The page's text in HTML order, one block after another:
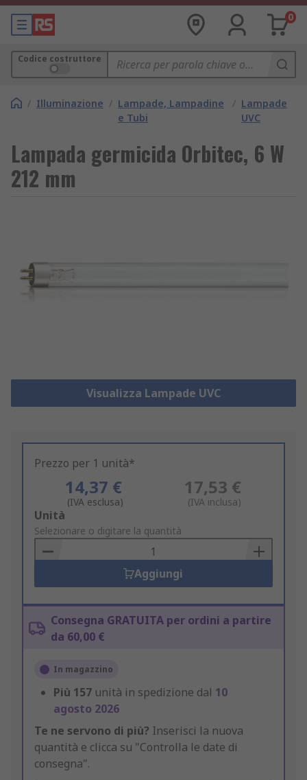
0
Codice costruttore
/ Illuminazione / Lampade, Lampadine
e Tubi
/ Lampade
UVC
Lampada germicida Orbitec, 6 W
212 mm
Visualizza Lampade UVC
Prezzo per 1 unità*
14,37 €
(IVA esclusa)
17,53 €
(IVA inclusa)
Add
to
Basket
Unità
Selezionare o digitare la quantità
Aggiungi
Consegna GRATUITA per ordini a partire
da 60,00 €
In magazzino
Più 157 unità in spedizione dal 10
agosto 2026
Te ne servono di più? Inserisci la nuova
quantità e clicca su "Controlla le date di
consegna".